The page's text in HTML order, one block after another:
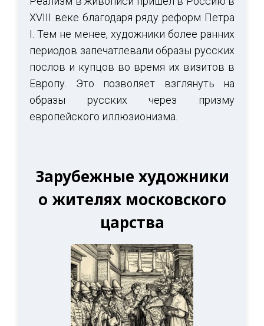
XVIII веке благодаря ряду реформ Петра
I. Тем не менее, художники более ранних
периодов запечатлевали образы русских
послов и купцов во время их визитов в
Европу. Это позволяет взглянуть на
образы русских через призму
европейского иллюзионизма.
Зарубежные художники
о жителях московского
царства